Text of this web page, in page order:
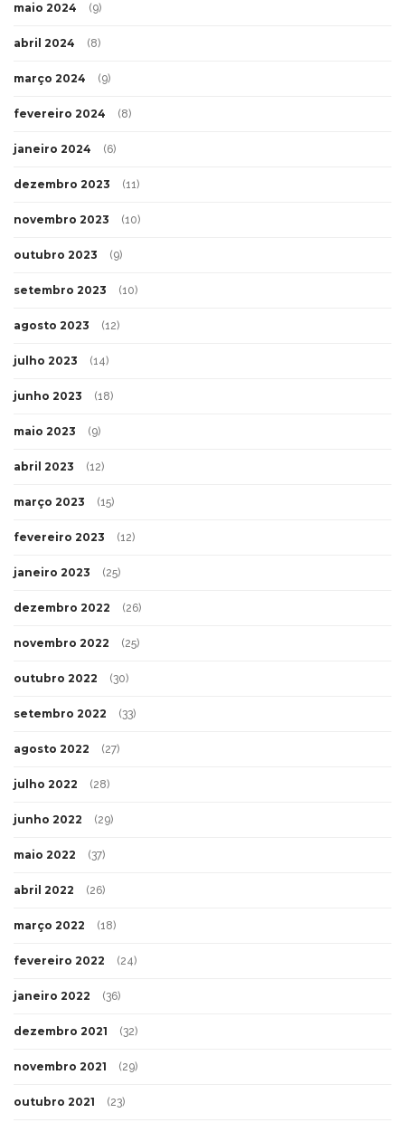
maio 2024 (9)
abril 2024 (8)
março 2024 (9)
fevereiro 2024 (8)
janeiro 2024 (6)
dezembro 2023 (11)
novembro 2023 (10)
outubro 2023 (9)
setembro 2023 (10)
agosto 2023 (12)
julho 2023 (14)
junho 2023 (18)
maio 2023 (9)
abril 2023 (12)
março 2023 (15)
fevereiro 2023 (12)
janeiro 2023 (25)
dezembro 2022 (26)
novembro 2022 (25)
outubro 2022 (30)
setembro 2022 (33)
agosto 2022 (27)
julho 2022 (28)
junho 2022 (29)
maio 2022 (37)
abril 2022 (26)
março 2022 (18)
fevereiro 2022 (24)
janeiro 2022 (36)
dezembro 2021 (32)
novembro 2021 (29)
outubro 2021 (23)